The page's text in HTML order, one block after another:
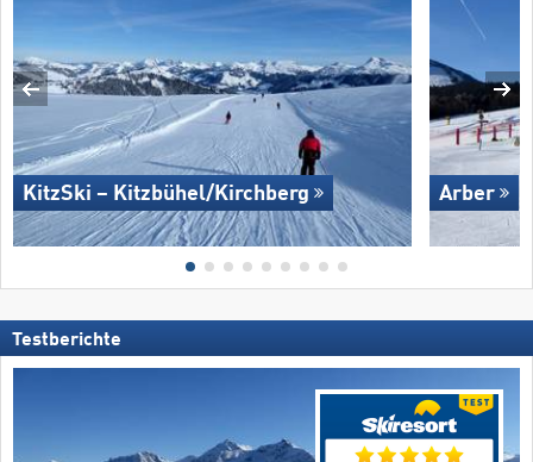
KitzSki – Kitzbühel/​Kirchberg Arber
Testberichte